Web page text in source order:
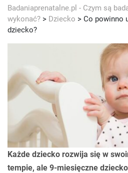
Badaniaprenatalne.pl - Czym są
wykonać? > Dziecko > Co powinno
dziecko?
Każde dziecko rozwija się w
tempie, ale 9-miesięczne